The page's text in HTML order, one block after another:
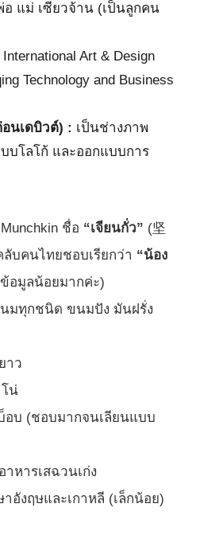
อ แม่ เซียวจ้าน (เป็นลูกคน
International Art & Design
Technology and Business
นเดบิวต์) : เป็นช่างภาพ
บโลโก้ และออกแบบการ
ชื่อ “เจียนกั่ว” (坚
บคนไทยชอบเรียกว่า “น้อง
อมูลน้อยมากค่ะ)
มทุกชนิด ขนมปัง มันฝรั่ง
าว
โน่
อบ (ชอบมากจนเลียนแบบ
าหารเสฉวนเก่ง
อังฤษและเกาหลี (เล็กน้อย)